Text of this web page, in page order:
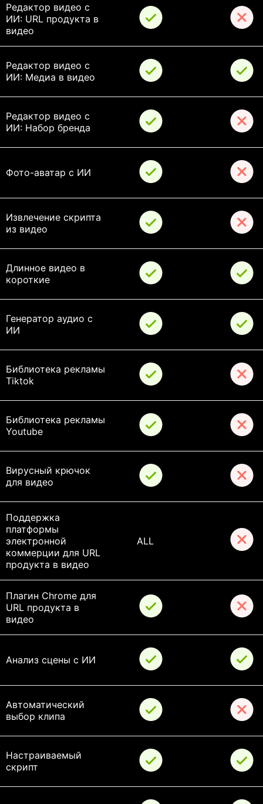
Редактор видео с
ИИ: URL продукта в
видео
Редактор видео с
ИИ: Медиа в видео
Редактор видео с
ИИ: Набор бренда
Фото-аватар с ИИ
Извлечение скрипта
из видео
Длинное видео в
короткие
Генератор аудио с
ИИ
Библиотека рекламы
Tiktok
Библиотека рекламы
Youtube
Вирусный крючок
для видео
Поддержка
платформы
электронной
коммерции для URL
продукта в видео
ALL
Плагин Chrome для
URL продукта в
видео
Анализ сцены с ИИ
Автоматический
выбор клипа
Настраиваемый
скрипт